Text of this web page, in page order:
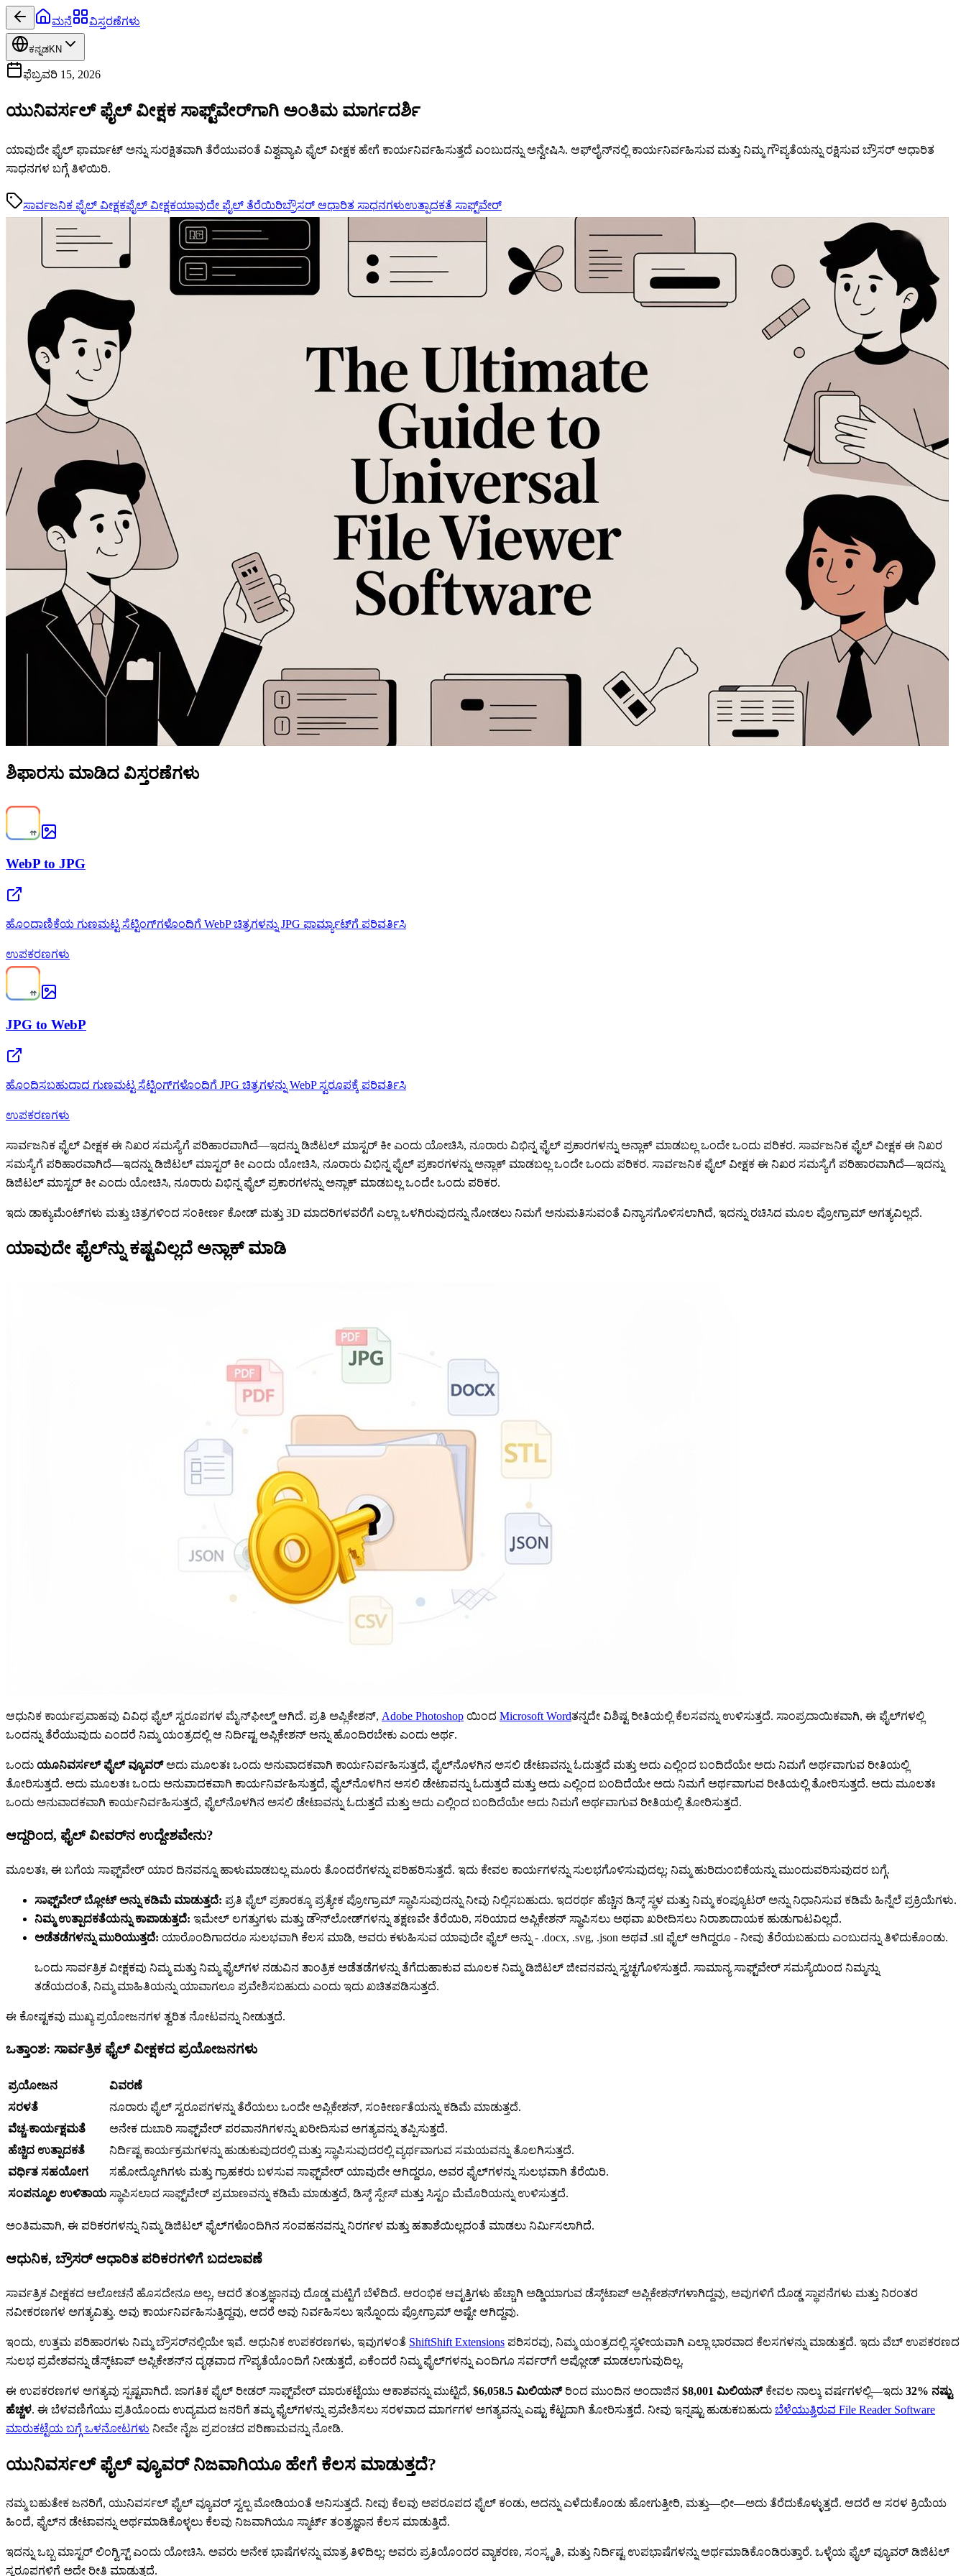
ಮನೆ ವಿಸ್ತರಣೆಗಳು
ಕನ್ನಡKN
ಫೆಬ್ರವರಿ 15, 2026
ಯುನಿವರ್ಸಲ್ ಫೈಲ್ ವೀಕ್ಷಕ ಸಾಫ್ಟ್‌ವೇರ್‌ಗಾಗಿ ಅಂತಿಮ ಮಾರ್ಗದರ್ಶಿ
ಯಾವುದೇ ಫೈಲ್ ಫಾರ್ಮಾಟ್ ಅನ್ನು ಸುರಕ್ಷಿತವಾಗಿ ತೆರೆಯುವಂತೆ ವಿಶ್ವವ್ಯಾಪಿ ಫೈಲ್ ವೀಕ್ಷಕ ಹೇಗೆ ಕಾರ್ಯನಿರ್ವಹಿಸುತ್ತದೆ ಎಂಬುದನ್ನು ಅನ್ವೇಷಿಸಿ. ಆಫ್‌ಲೈನ್‌ನಲ್ಲಿ ಕಾರ್ಯನಿರ್ವಹಿಸುವ ಮತ್ತು ನಿಮ್ಮ ಗೌಪ್ಯತೆಯನ್ನು ರಕ್ಷಿಸುವ ಬ್ರೌಸರ್ ಆಧಾರಿತ
ಸಾಧನಗಳ ಬಗ್ಗೆ ತಿಳಿಯಿರಿ.
ಸಾರ್ವಜನಿಕ ಫೈಲ್ ವೀಕ್ಷಕಫೈಲ್ ವೀಕ್ಷಕಯಾವುದೇ ಫೈಲ್ ತೆರೆಯಿರಿಬ್ರೌಸರ್ ಆಧಾರಿತ ಸಾಧನಗಳುಉತ್ಪಾದಕತೆ ಸಾಫ್ಟ್‌ವೇರ್
ಶಿಫಾರಸು ಮಾಡಿದ ವಿಸ್ತರಣೆಗಳು
WebP to JPG
ಹೊಂದಾಣಿಕೆಯ ಗುಣಮಟ್ಟ ಸೆಟ್ಟಿಂಗ್‌ಗಳೊಂದಿಗೆ WebP ಚಿತ್ರಗಳನ್ನು JPG ಫಾರ್ಮ್ಯಾಟ್‌ಗೆ ಪರಿವರ್ತಿಸಿ
ಉಪಕರಣಗಳು
JPG to WebP
ಹೊಂದಿಸಬಹುದಾದ ಗುಣಮಟ್ಟ ಸೆಟ್ಟಿಂಗ್‌ಗಳೊಂದಿಗೆ JPG ಚಿತ್ರಗಳನ್ನು WebP ಸ್ವರೂಪಕ್ಕೆ ಪರಿವರ್ತಿಸಿ
ಉಪಕರಣಗಳು
ಸಾರ್ವಜನಿಕ ಫೈಲ್ ವೀಕ್ಷಕ ಈ ನಿಖರ ಸಮಸ್ಯೆಗೆ ಪರಿಹಾರವಾಗಿದೆ—ಇದನ್ನು ಡಿಜಿಟಲ್ ಮಾಸ್ಟರ್ ಕೀ ಎಂದು ಯೋಚಿಸಿ, ನೂರಾರು ವಿಭಿನ್ನ ಫೈಲ್ ಪ್ರಕಾರಗಳನ್ನು ಅನ್ಲಾಕ್ ಮಾಡಬಲ್ಲ ಒಂದೇ ಒಂದು ಪರಿಕರ. ಸಾರ್ವಜನಿಕ ಫೈಲ್ ವೀಕ್ಷಕ ಈ ನಿಖರ
ಸಮಸ್ಯೆಗೆ ಪರಿಹಾರವಾಗಿದೆ—ಇದನ್ನು ಡಿಜಿಟಲ್ ಮಾಸ್ಟರ್ ಕೀ ಎಂದು ಯೋಚಿಸಿ, ನೂರಾರು ವಿಭಿನ್ನ ಫೈಲ್ ಪ್ರಕಾರಗಳನ್ನು ಅನ್ಲಾಕ್ ಮಾಡಬಲ್ಲ ಒಂದೇ ಒಂದು ಪರಿಕರ. ಸಾರ್ವಜನಿಕ ಫೈಲ್ ವೀಕ್ಷಕ ಈ ನಿಖರ ಸಮಸ್ಯೆಗೆ ಪರಿಹಾರವಾಗಿದೆ—ಇದನ್ನು
ಡಿಜಿಟಲ್ ಮಾಸ್ಟರ್ ಕೀ ಎಂದು ಯೋಚಿಸಿ, ನೂರಾರು ವಿಭಿನ್ನ ಫೈಲ್ ಪ್ರಕಾರಗಳನ್ನು ಅನ್ಲಾಕ್ ಮಾಡಬಲ್ಲ ಒಂದೇ ಒಂದು ಪರಿಕರ.
ಇದು ಡಾಕ್ಯುಮೆಂಟ್‌ಗಳು ಮತ್ತು ಚಿತ್ರಗಳಿಂದ ಸಂಕೀರ್ಣ ಕೋಡ್ ಮತ್ತು 3D ಮಾದರಿಗಳವರೆಗೆ ಎಲ್ಲಾ ಒಳಗಿರುವುದನ್ನು ನೋಡಲು ನಿಮಗೆ ಅನುಮತಿಸುವಂತೆ ವಿನ್ಯಾಸಗೊಳಿಸಲಾಗಿದೆ, ಇದನ್ನು ರಚಿಸಿದ ಮೂಲ ಪ್ರೋಗ್ರಾಮ್ ಅಗತ್ಯವಿಲ್ಲದೆ.
ಯಾವುದೇ ಫೈಲ್‌ನ್ನು ಕಷ್ಟವಿಲ್ಲದೆ ಅನ್ಲಾಕ್ ಮಾಡಿ
ಆಧುನಿಕ ಕಾರ್ಯಪ್ರವಾಹವು ವಿವಿಧ ಫೈಲ್ ಸ್ವರೂಪಗಳ ಮೈನ್‌ಫೀಲ್ಡ್ ಆಗಿದೆ. ಪ್ರತಿ ಅಪ್ಲಿಕೇಶನ್, Adobe Photoshop ಯಿಂದ Microsoft Wordತನ್ನದೇ ವಿಶಿಷ್ಟ ರೀತಿಯಲ್ಲಿ ಕೆಲಸವನ್ನು ಉಳಿಸುತ್ತದೆ. ಸಾಂಪ್ರದಾಯಿಕವಾಗಿ, ಈ ಫೈಲ್‌ಗಳಲ್ಲಿ
ಒಂದನ್ನು ತೆರೆಯುವುದು ಎಂದರೆ ನಿಮ್ಮ ಯಂತ್ರದಲ್ಲಿ ಆ ನಿರ್ದಿಷ್ಟ ಅಪ್ಲಿಕೇಶನ್ ಅನ್ನು ಹೊಂದಿರಬೇಕು ಎಂದು ಅರ್ಥ.
ಒಂದು ಯೂನಿವರ್ಸಲ್ ಫೈಲ್ ವ್ಯೂವರ್ಅದು ಮೂಲತಃ ಒಂದು ಅನುವಾದಕವಾಗಿ ಕಾರ್ಯನಿರ್ವಹಿಸುತ್ತದೆ, ಫೈಲ್‌ನೊಳಗಿನ ಅಸಲಿ ಡೇಟಾವನ್ನು ಓದುತ್ತದೆ ಮತ್ತು ಅದು ಎಲ್ಲಿಂದ ಬಂದಿದೆಯೇ ಅದು ನಿಮಗೆ ಅರ್ಥವಾಗುವ ರೀತಿಯಲ್ಲಿ
ತೋರಿಸುತ್ತದೆ. ಅದು ಮೂಲತಃ ಒಂದು ಅನುವಾದಕವಾಗಿ ಕಾರ್ಯನಿರ್ವಹಿಸುತ್ತದೆ, ಫೈಲ್‌ನೊಳಗಿನ ಅಸಲಿ ಡೇಟಾವನ್ನು ಓದುತ್ತದೆ ಮತ್ತು ಅದು ಎಲ್ಲಿಂದ ಬಂದಿದೆಯೇ ಅದು ನಿಮಗೆ ಅರ್ಥವಾಗುವ ರೀತಿಯಲ್ಲಿ ತೋರಿಸುತ್ತದೆ. ಅದು ಮೂಲತಃ
ಒಂದು ಅನುವಾದಕವಾಗಿ ಕಾರ್ಯನಿರ್ವಹಿಸುತ್ತದೆ, ಫೈಲ್‌ನೊಳಗಿನ ಅಸಲಿ ಡೇಟಾವನ್ನು ಓದುತ್ತದೆ ಮತ್ತು ಅದು ಎಲ್ಲಿಂದ ಬಂದಿದೆಯೇ ಅದು ನಿಮಗೆ ಅರ್ಥವಾಗುವ ರೀತಿಯಲ್ಲಿ ತೋರಿಸುತ್ತದೆ.
ಆದ್ದರಿಂದ, ಫೈಲ್ ವೀವರ್‌ನ ಉದ್ದೇಶವೇನು?
ಮೂಲತಃ, ಈ ಬಗೆಯ ಸಾಫ್ಟ್‌ವೇರ್ ಯಾರ ದಿನವನ್ನೂ ಹಾಳುಮಾಡಬಲ್ಲ ಮೂರು ತೊಂದರೆಗಳನ್ನು ಪರಿಹರಿಸುತ್ತದೆ. ಇದು ಕೇವಲ ಕಾರ್ಯಗಳನ್ನು ಸುಲಭಗೊಳಿಸುವುದಲ್ಲ; ನಿಮ್ಮ ಹುರಿದುಂಬಿಕೆಯನ್ನು ಮುಂದುವರಿಸುವುದರ ಬಗ್ಗೆ.
ಸಾಫ್ಟ್‌ವೇರ್ ಬ್ಲೋಟ್ ಅನ್ನು ಕಡಿಮೆ ಮಾಡುತ್ತದೆ: ಪ್ರತಿ ಫೈಲ್ ಪ್ರಕಾರಕ್ಕೂ ಪ್ರತ್ಯೇಕ ಪ್ರೋಗ್ರಾಮ್ ಸ್ಥಾಪಿಸುವುದನ್ನು ನೀವು ನಿಲ್ಲಿಸಬಹುದು. ಇದರರ್ಥ ಹೆಚ್ಚಿನ ಡಿಸ್ಕ್ ಸ್ಥಳ ಮತ್ತು ನಿಮ್ಮ ಕಂಪ್ಯೂಟರ್ ಅನ್ನು ನಿಧಾನಿಸುವ ಕಡಿಮೆ ಹಿನ್ನೆಲೆ ಪ್ರಕ್ರಿಯೆಗಳು.
ನಿಮ್ಮ ಉತ್ಪಾದಕತೆಯನ್ನು ಕಾಪಾಡುತ್ತದೆ: ಇಮೇಲ್ ಲಗತ್ತುಗಳು ಮತ್ತು ಡೌನ್‌ಲೋಡ್‌ಗಳನ್ನು ತಕ್ಷಣವೇ ತೆರೆಯಿರಿ, ಸರಿಯಾದ ಅಪ್ಲಿಕೇಶನ್ ಸ್ಥಾಪಿಸಲು ಅಥವಾ ಖರೀದಿಸಲು ನಿರಾಶಾದಾಯಕ ಹುಡುಗಾಟವಿಲ್ಲದೆ.
ಅಡೆತಡೆಗಳನ್ನು ಮುರಿಯುತ್ತದೆ: ಯಾರೊಂದಿಗಾದರೂ ಸುಲಭವಾಗಿ ಕೆಲಸ ಮಾಡಿ, ಅವರು ಕಳುಹಿಸುವ ಯಾವುದೇ ಫೈಲ್ ಅನ್ನು - .docx, .svg, .json ಅಥವा .stl ಫೈಲ್ ಆಗಿದ್ದರೂ - ನೀವು ತೆರೆಯಬಹುದು ಎಂಬುದನ್ನು ತಿಳಿದುಕೊಂಡು.
ಒಂದು ಸಾರ್ವತ್ರಿಕ ವೀಕ್ಷಕವು ನಿಮ್ಮ ಮತ್ತು ನಿಮ್ಮ ಫೈಲ್‌ಗಳ ನಡುವಿನ ತಾಂತ್ರಿಕ ಅಡೆತಡೆಗಳನ್ನು ತೆಗೆದುಹಾಕುವ ಮೂಲಕ ನಿಮ್ಮ ಡಿಜಿಟಲ್ ಜೀವನವನ್ನು ಸ್ವಚ್ಛಗೊಳಿಸುತ್ತದೆ. ಸಾಮಾನ್ಯ ಸಾಫ್ಟ್‌ವೇರ್ ಸಮಸ್ಯೆಯಿಂದ ನಿಮ್ಮನ್ನು
ತಡೆಯದಂತೆ, ನಿಮ್ಮ ಮಾಹಿತಿಯನ್ನು ಯಾವಾಗಲೂ ಪ್ರವೇಶಿಸಬಹುದು ಎಂದು ಇದು ಖಚಿತಪಡಿಸುತ್ತದೆ.
ಈ ಕೋಷ್ಟಕವು ಮುಖ್ಯ ಪ್ರಯೋಜನಗಳ ತ್ವರಿತ ನೋಟವನ್ನು ನೀಡುತ್ತದೆ.
ಒತ್ತಾಂಶ: ಸಾರ್ವತ್ರಿಕ ಫೈಲ್ ವೀಕ್ಷಕದ ಪ್ರಯೋಜನಗಳು
ಪ್ರಯೋಜನ
ವಿವರಣೆ
ಸರಳತೆ
ನೂರಾರು ಫೈಲ್ ಸ್ವರೂಪಗಳನ್ನು ತೆರೆಯಲು ಒಂದೇ ಅಪ್ಲಿಕೇಶನ್, ಸಂಕೀರ್ಣತೆಯನ್ನು ಕಡಿಮೆ ಮಾಡುತ್ತದೆ.
ವೆಚ್ಚ-ಕಾರ್ಯಕ್ಷಮತೆ
ಅನೇಕ ದುಬಾರಿ ಸಾಫ್ಟ್‌ವೇರ್ ಪರವಾನಗಿಗಳನ್ನು ಖರೀದಿಸುವ ಅಗತ್ಯವನ್ನು ತಪ್ಪಿಸುತ್ತದೆ.
ಹೆಚ್ಚಿದ ಉತ್ಪಾದಕತೆ
ನಿರ್ದಿಷ್ಟ ಕಾರ್ಯಕ್ರಮಗಳನ್ನು ಹುಡುಕುವುದರಲ್ಲಿ ಮತ್ತು ಸ್ಥಾಪಿಸುವುದರಲ್ಲಿ ವ್ಯರ್ಥವಾಗುವ ಸಮಯವನ್ನು ತೊಲಗಿಸುತ್ತದೆ.
ವರ್ಧಿತ ಸಹಯೋಗ
ಸಹೋದ್ಯೋಗಿಗಳು ಮತ್ತು ಗ್ರಾಹಕರು ಬಳಸುವ ಸಾಫ್ಟ್‌ವೇರ್ ಯಾವುದೇ ಆಗಿದ್ದರೂ, ಅವರ ಫೈಲ್‌ಗಳನ್ನು ಸುಲಭವಾಗಿ ತೆರೆಯಿರಿ.
ಸಂಪನ್ಮೂಲ ಉಳಿತಾಯ ಸ್ಥಾಪಿಸಲಾದ ಸಾಫ್ಟ್‌ವೇರ್ ಪ್ರಮಾಣವನ್ನು ಕಡಿಮೆ ಮಾಡುತ್ತದೆ, ಡಿಸ್ಕ್ ಸ್ಪೇಸ್ ಮತ್ತು ಸಿಸ್ಟಂ ಮೆಮೊರಿಯನ್ನು ಉಳಿಸುತ್ತದೆ.
ಅಂತಿಮವಾಗಿ, ಈ ಪರಿಕರಗಳನ್ನು ನಿಮ್ಮ ಡಿಜಿಟಲ್ ಫೈಲ್‌ಗಳೊಂದಿಗಿನ ಸಂವಹನವನ್ನು ನಿರರ್ಗಳ ಮತ್ತು ಹತಾಶೆಯಿಲ್ಲದಂತೆ ಮಾಡಲು ನಿರ್ಮಿಸಲಾಗಿದೆ.
ಆಧುನಿಕ, ಬ್ರೌಸರ್ ಆಧಾರಿತ ಪರಿಕರಗಳಿಗೆ ಬದಲಾವಣೆ
ಸಾರ್ವತ್ರಿಕ ವೀಕ್ಷಕದ ಆಲೋಚನೆ ಹೊಸದೇನೂ ಅಲ್ಲ, ಆದರೆ ತಂತ್ರಜ್ಞಾನವು ದೊಡ್ಡ ಮಟ್ಟಿಗೆ ಬೆಳೆದಿದೆ. ಆರಂಭಿಕ ಆವೃತ್ತಿಗಳು ಹೆಚ್ಚಾಗಿ ಅಡ್ಡಿಯಾಗುವ ಡೆಸ್ಕ್‌ಟಾಪ್ ಅಪ್ಲಿಕೇಶನ್‌ಗಳಾಗಿದ್ದವು, ಅವುಗಳಿಗೆ ದೊಡ್ಡ ಸ್ಥಾಪನೆಗಳು ಮತ್ತು ನಿರಂತರ
ನವೀಕರಣಗಳ ಅಗತ್ಯವಿತ್ತು. ಅವು ಕಾರ್ಯನಿರ್ವಹಿಸುತ್ತಿದ್ದವು, ಆದರೆ ಅವು ನಿರ್ವಹಿಸಲು ಇನ್ನೊಂದು ಪ್ರೋಗ್ರಾಮ್ ಅಷ್ಟೇ ಆಗಿದ್ದವು.
ಇಂದು, ಉತ್ತಮ ಪರಿಹಾರಗಳು ನಿಮ್ಮ ಬ್ರೌಸರ್‌ನಲ್ಲಿಯೇ ಇವೆ. ಆಧುನಿಕ ಉಪಕರಣಗಳು, ಇವುಗಳಂತೆ ShiftShift Extensions ಪರಿಸರವು, ನಿಮ್ಮ ಯಂತ್ರದಲ್ಲಿ ಸ್ಥಳೀಯವಾಗಿ ಎಲ್ಲಾ ಭಾರವಾದ ಕೆಲಸಗಳನ್ನು ಮಾಡುತ್ತದೆ. ಇದು ವೆಬ್ ಉಪಕರಣದ
ಸುಲಭ ಪ್ರವೇಶವನ್ನು ಡೆಸ್ಕ್‌ಟಾಪ್ ಅಪ್ಲಿಕೇಶನ್‌ನ ದೃಢವಾದ ಗೌಪ್ಯತೆಯೊಂದಿಗೆ ನೀಡುತ್ತದೆ, ಏಕೆಂದರೆ ನಿಮ್ಮ ಫೈಲ್‌ಗಳನ್ನು ಎಂದಿಗೂ ಸರ್ವರ್‌ಗೆ ಅಪ್ಲೋಡ್ ಮಾಡಲಾಗುವುದಿಲ್ಲ.
ಈ ಉಪಕರಣಗಳ ಅಗತ್ಯವು ಸ್ಪಷ್ಟವಾಗಿದೆ. ಜಾಗತಿಕ ಫೈಲ್ ರೀಡರ್ ಸಾಫ್ಟ್‌ವೇರ್ ಮಾರುಕಟ್ಟೆಯು ಆಕಾಶವನ್ನು ಮುಟ್ಟಿದೆ, $6,058.5 ಮಿಲಿಯನ್ರಿಂದ ಮುಂದಿನ ಅಂದಾಜಿನ $8,001 ಮಿಲಿಯನ್ಕೇವಲ ನಾಲ್ಕು ವರ್ಷಗಳಲ್ಲಿ—ಇದು 32% ನಷ್ಟು
ಹೆಚ್ಚಳ. ಈ ಬೆಳವಣಿಗೆಯು ಪ್ರತಿಯೊಂದು ಉದ್ಯಮದ ಜನರಿಗೆ ತಮ್ಮ ಫೈಲ್‌ಗಳನ್ನು ಪ್ರವೇಶಿಸಲು ಸರಳವಾದ ಮಾರ್ಗಗಳ ಅಗತ್ಯವನ್ನು ಎಷ್ಟು ಕೆಟ್ಟದಾಗಿ ತೋರಿಸುತ್ತದೆ. ನೀವು ಇನ್ನಷ್ಟು ಹುಡುಕಬಹುದು ಬೆಳೆಯುತ್ತಿರುವ File Reader Software
ಮಾರುಕಟ್ಟೆಯ ಬಗ್ಗೆ ಒಳನೋಟಗಳು ನೀವೇ ನೈಜ ಪ್ರಪಂಚದ ಪರಿಣಾಮವನ್ನು ನೋಡಿ.
ಯುನಿವರ್ಸಲ್ ಫೈಲ್ ವ್ಯೂವರ್ ನಿಜವಾಗಿಯೂ ಹೇಗೆ ಕೆಲಸ ಮಾಡುತ್ತದೆ?
ನಮ್ಮ ಬಹುತೇಕ ಜನರಿಗೆ, ಯುನಿವರ್ಸಲ್ ಫೈಲ್ ವ್ಯೂವರ್ ಸ್ವಲ್ಪ ಮೋಡಿಯಂತೆ ಅನಿಸುತ್ತದೆ. ನೀವು ಕೆಲವು ಅಪರೂಪದ ಫೈಲ್ ಕಂಡು, ಅದನ್ನು ಎಳೆದುಕೊಂಡು ಹೋಗುತ್ತೀರಿ, ಮತ್ತು—ಛೀ—ಅದು ತೆರೆದುಕೊಳ್ಳುತ್ತದೆ. ಆದರೆ ಆ ಸರಳ ಕ್ರಿಯೆಯ
ಹಿಂದೆ, ಫೈಲ್‌ನ ಡೇಟಾವನ್ನು ಅರ್ಥಮಾಡಿಕೊಳ್ಳಲು ಕೆಲವು ನಿಜವಾಗಿಯೂ ಸ್ಮಾರ್ಟ್ ತಂತ್ರಜ್ಞಾನ ಕೆಲಸ ಮಾಡುತ್ತಿದೆ.
ಇದನ್ನು ಒಬ್ಬ ಮಾಸ್ಟರ್ ಲಿಂಗ್ವಿಸ್ಟ್ ಎಂದು ಯೋಚಿಸಿ. ಅವರು ಅನೇಕ ಭಾಷೆಗಳನ್ನು ಮಾತ್ರ ತಿಳಿದಿಲ್ಲ; ಅವರು ಪ್ರತಿಯೊಂದರ ವ್ಯಾಕರಣ, ಸಂಸ್ಕೃತಿ, ಮತ್ತು ನಿರ್ದಿಷ್ಟ ಉಪಭಾಷೆಗಳನ್ನು ಅರ್ಥಮಾಡಿಕೊಂಡಿರುತ್ತಾರೆ. ಒಳ್ಳೆಯ ಫೈಲ್ ವ್ಯೂವರ್ ಡಿಜಿಟಲ್
ಸ್ವರೂಪಗಳಿಗೆ ಅದೇ ರೀತಿ ಮಾಡುತ್ತದೆ.